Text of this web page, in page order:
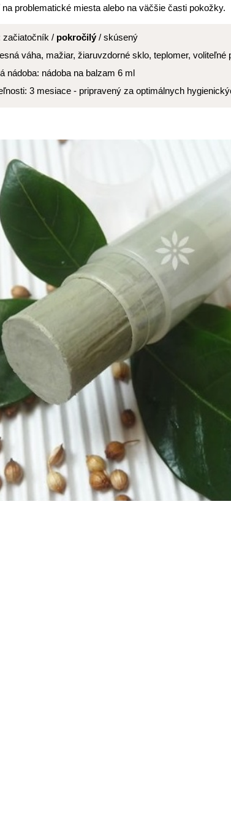
problematické miesta alebo na väčšie časti pokožky.
začiatočník / pokročilý/ skúsený
váha, mažiar, žiaruvzdorné sklo, teplomer,
nádoba: nádoba na balzam 6 ml
3 mesiace - pripravený za optimálnych